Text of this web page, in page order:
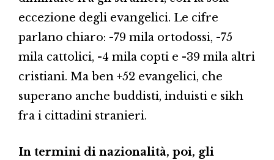
eccezione degli evangelici. Le cifre
parlano chiaro: -79 mila ortodossi, -75
mila cattolici, -4 mila copti e -39 mila altri
cristiani. Ma ben +52 evangelici, che
superano anche buddisti, induisti e sikh
fra i cittadini stranieri.
In termini di nazionalità, poi, gli